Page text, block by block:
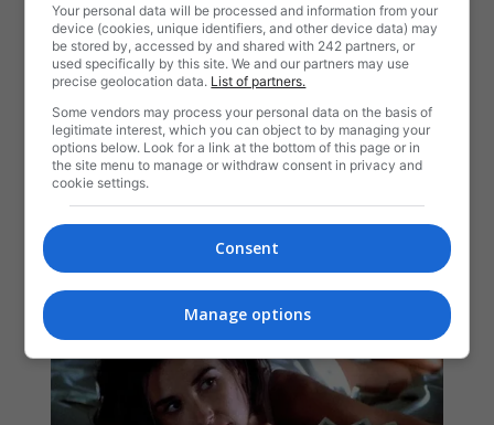
Your personal data will be processed and information from your
device (cookies, unique identifiers, and other device data) may
be stored by, accessed by and shared with 242 partners, or
used specifically by this site. We and our partners may use
precise geolocation data. List of partners.
Some vendors may process your personal data on the basis of
legitimate interest, which you can object to by managing your
options below. Look for a link at the bottom of this page or in
the site menu to manage or withdraw consent in privacy and
cookie settings.
Consent
Manage options